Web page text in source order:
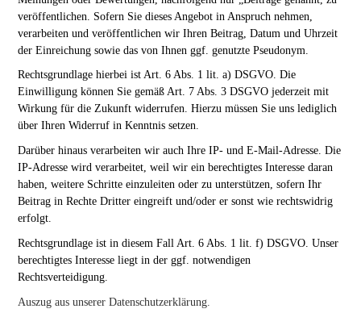
veröffentlichen. Sofern Sie dieses Angebot in Anspruch nehmen,
verarbeiten und veröffentlichen wir Ihren Beitrag, Datum und Uhrzeit
der Einreichung sowie das von Ihnen ggf. genutzte Pseudonym.
Rechtsgrundlage hierbei ist Art. 6 Abs. 1 lit. a) DSGVO. Die
Einwilligung können Sie gemäß Art. 7 Abs. 3 DSGVO jederzeit mit
Wirkung für die Zukunft widerrufen. Hierzu müssen Sie uns lediglich
über Ihren Widerruf in Kenntnis setzen.
Darüber hinaus verarbeiten wir auch Ihre IP- und E-Mail-Adresse. Die
IP-Adresse wird verarbeitet, weil wir ein berechtigtes Interesse daran
haben, weitere Schritte einzuleiten oder zu unterstützen, sofern Ihr
Beitrag in Rechte Dritter eingreift und/oder er sonst wie rechtswidrig
erfolgt.
Rechtsgrundlage ist in diesem Fall Art. 6 Abs. 1 lit. f) DSGVO. Unser
berechtigtes Interesse liegt in der ggf. notwendigen
Rechtsverteidigung.
Auszug aus unserer Datenschutzerklärung.